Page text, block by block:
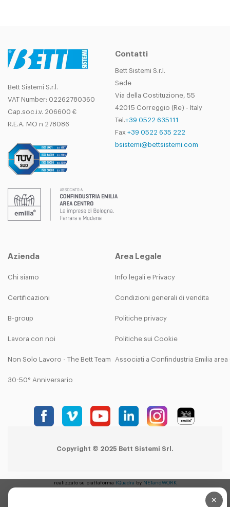
Bett Sistemi S.r.l.
VAT Number: 02262780360
Cap.soc.i.v. 206600 €
R.E.A. MO n 278086
Contatti
Bett Sistemi S.r.l.
Sede
Via della Costituzione, 55
42015 Correggio (Re) - Italy
Tel.+39 0522 635111
Fax +39 0522 635 222
bsistemi@bettsistemi.com
Azienda
Chi siamo
Certificazioni
B-group
Lavora con noi
Non Solo Lavoro - The Bett Team
30-50° Anniversario
Area Legale
Info legali e Privacy
Condizioni generali di vendita
Politiche privacy
Politiche sui Cookie
Associati a Confindustria Emilia
Copyright © 2025 Bett Sistemi Srl.
×
realizzato su piattaforma tQuadra by NETandWORK